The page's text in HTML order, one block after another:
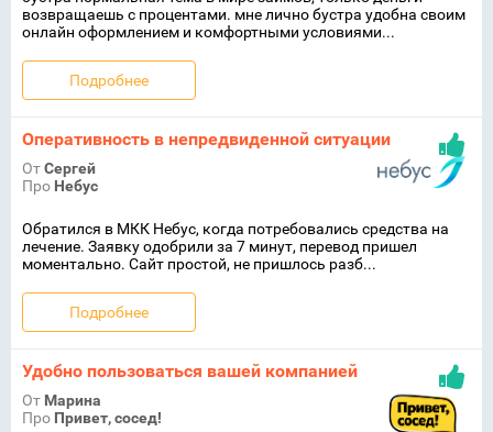
возвращаешь с процентами. мне лично бустра удобна своим
онлайн оформлением и комфортными условиями...
Подробнее
Оперативность в непредвиденной ситуации
ОтСергей
Про Небус
Обратился в МКК Небус, когда потребовались средства на
лечение. Заявку одобрили за 7 минут, перевод пришел
моментально. Сайт простой, не пришлось разб...
Подробнее
Удобно пользоваться вашей компанией
От Марина
Про Привет, сосед!